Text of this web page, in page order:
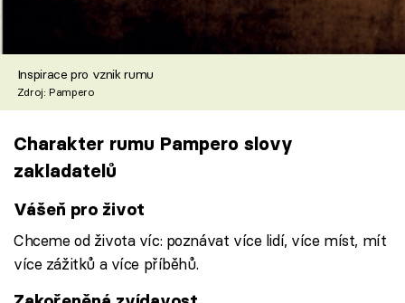
Inspirace pro vznik rumu
Zdroj: Pampero
Charakter rumu Pampero slovy
zakladatelů
Vášeň pro život
Chceme od života víc: poznávat více lidí, více míst, mít
více zážitků a více příběhů.